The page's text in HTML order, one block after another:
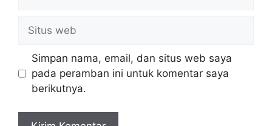
Situs
web
Simpan nama, email, dan situs web saya
pada peramban ini untuk komentar saya
berikutnya.